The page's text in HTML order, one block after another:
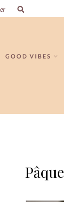
GOOD VIBES